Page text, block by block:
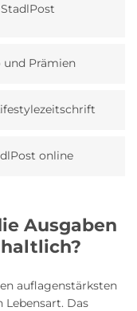
Ausgaben
auflagenstärksten
Das
und Prämien
online